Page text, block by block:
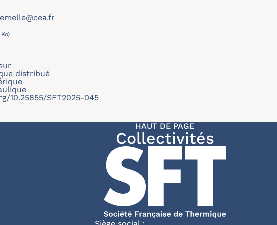
distribué
10.25855/SFT2025-045
HAUT DE PAGE
Collectivités